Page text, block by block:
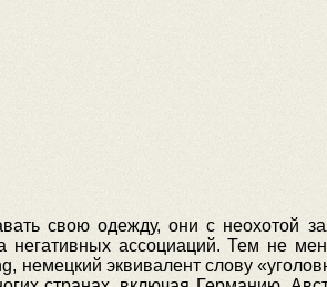
свою одежду, они с неохотой
негативных ассоциаций. Тем не
эквивалент слову